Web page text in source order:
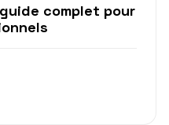
complet pour